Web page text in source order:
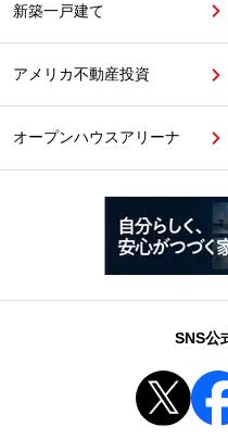
新築一戸建て
アメリカ不動産投資
オープンハウスアリーナ
SNS公